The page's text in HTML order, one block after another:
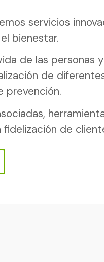
servicios
bienestar.
de las personas
de
prevención.
de